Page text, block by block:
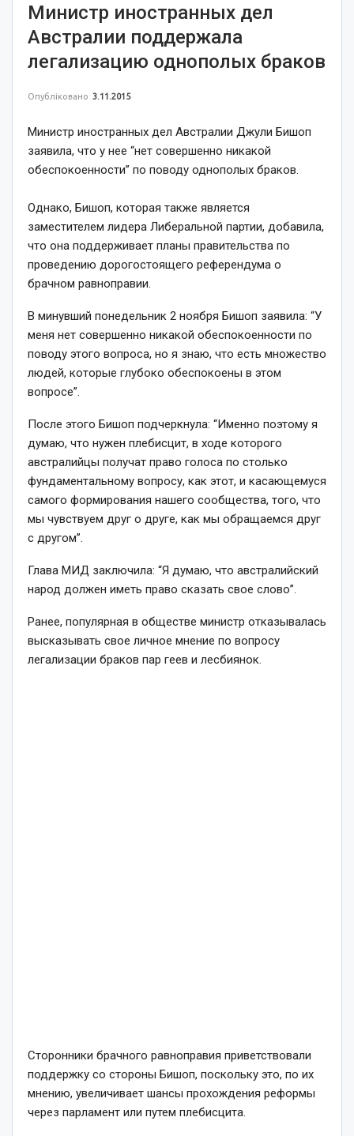
Министр иностранных дел
Австралии поддержала
легализацию однополых браков
Опубліковано 3.11.2015
Министр иностранных дел Австралии Джули Бишоп
заявила, что у нее “нет совершенно никакой
обеспокоенности” по поводу однополых браков.
Однако, Бишоп, которая также является
заместителем лидера Либеральной партии, добавила,
что она поддерживает планы правительства по
проведению дорогостоящего референдума о
брачном равноправии.
В минувший понедельник 2 ноября Бишоп заявила: “У
меня нет совершенно никакой обеспокоенности по
поводу этого вопроса, но я знаю, что есть множество
людей, которые глубоко обеспокоены в этом
вопросе”.
После этого Бишоп подчеркнула: “Именно поэтому я
думаю, что нужен плебисцит, в ходе которого
австралийцы получат право голоса по столько
фундаментальному вопросу, как этот, и касающемуся
самого формирования нашего сообщества, того, что
мы чувствуем друг о друге, как мы обращаемся друг
с другом”.
Глава МИД заключила: “Я думаю, что австралийский
народ должен иметь право сказать свое слово”.
Ранее, популярная в обществе министр отказывалась
высказывать свое личное мнение по вопросу
легализации браков пар геев и лесбиянок.
Сторонники брачного равноправия приветствовали
поддержку со стороны Бишоп, поскольку это, по их
мнению, увеличивает шансы прохождения реформы
через парламент или путем плебисцита.